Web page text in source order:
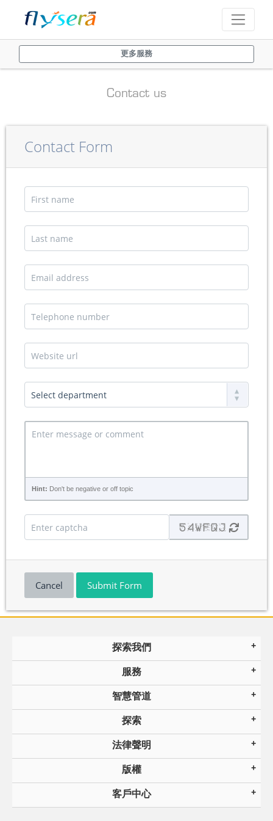
更多服務
Contact us
Contact Form
Hint: Don't be negative or off topic
Cancel Submit Form
探索我們
服務
智慧管道
探索
法律聲明
版權
客戶中心